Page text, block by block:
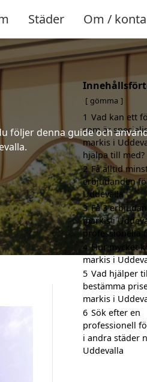
Städer Om /
följer denna guide och
gömma
1 Vad kan ett
som är
markis i
hjälpa till med?
2 Få alltid
erbjudanden
Uddevalla
3 Få 3
markis i
professionella
4 Hur mycket
markis i
5 Vad hjälper
bestämma
markis i
6 Sök efter en
professionell
i andra städer
Uddevalla